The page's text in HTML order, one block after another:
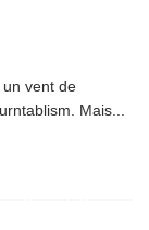
vent de
Mais